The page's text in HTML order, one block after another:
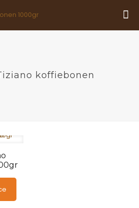
koffiebonen